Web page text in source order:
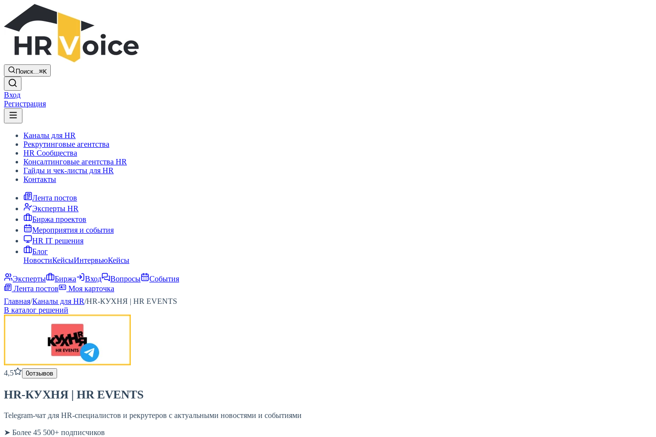
Поиск...⌘K
Вход
Регистрация
Каналы для HR
Рекрутинговые агентства
HR Сообщества
Консалтинговые агентства HR
Гайды и чек-листы для HR
Контакты
Лента постов
Эксперты HR
Биржа проектов
Мероприятия и события
HR IT решения
Блог
НовостиКейсыИнтервьюКейсы
Эксперты Биржа Вход Вопросы
События
Лента постов
Моя карточка
Главная/Каналы для HR/HR-КУХНЯ | HR EVENTS
В каталог решений
4,5 0отзывов
HR-КУХНЯ | HR EVENTS
Telegram-чат для HR-специалистов и рекрутеров с актуальными новостями и событиями
➤ Более 45 500+ подписчиков